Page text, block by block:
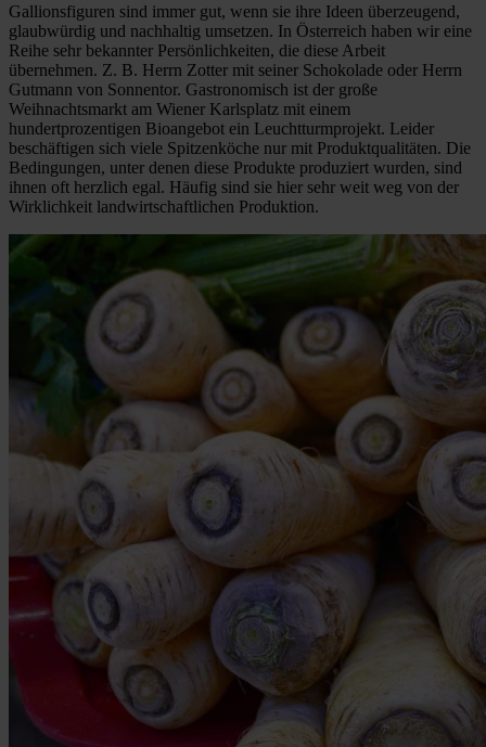
Gallionsfiguren sind immer gut, wenn sie ihre Ideen überzeugend,
glaubwürdig und nachhaltig umsetzen. In Österreich haben wir eine
Reihe sehr bekannter Persönlichkeiten, die diese Arbeit
übernehmen. Z. B. Herrn Zotter mit seiner Schokolade oder Herrn
Gutmann von Sonnentor. Gastronomisch ist der große
Weihnachtsmarkt am Wiener Karlsplatz mit einem
hundertprozentigen Bioangebot ein Leuchtturmprojekt. Leider
beschäftigen sich viele Spitzenköche nur mit Produktqualitäten. Die
Bedingungen, unter denen diese Produkte produziert wurden, sind
ihnen oft herzlich egal. Häufig sind sie hier sehr weit weg von der
Wirklichkeit landwirtschaftlichen Produktion.